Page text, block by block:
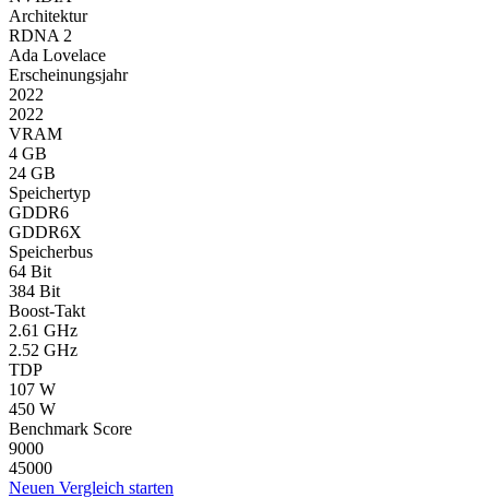
Architektur
RDNA 2
Ada Lovelace
Erscheinungsjahr
2022
2022
VRAM
4 GB
24 GB
Speichertyp
GDDR6
GDDR6X
Speicherbus
64 Bit
384 Bit
Boost-Takt
2.61 GHz
2.52 GHz
TDP
107 W
450 W
Benchmark Score
9000
45000
Neuen Vergleich starten